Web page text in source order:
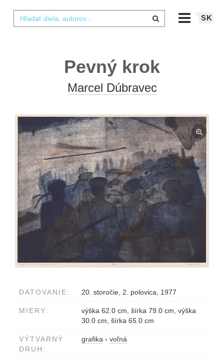
SK
Pevný krok
Marcel Dúbravec
DATOVANIE: 20. storočie, 2. polovica, 1977
MIERY:
výška 62.0 cm, šírka 79.0 cm, výška
30.0 cm, šírka 65.0 cm
VÝTVARNÝ
DRUH:
grafika › voľná